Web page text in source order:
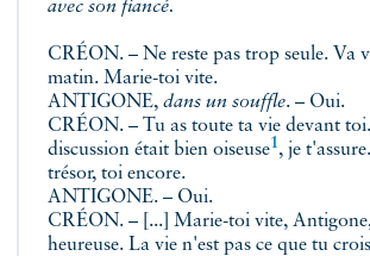
avec son fiancé.
CRÉON. – Ne reste pas trop seule. Va
matin. Marie-toi vite.
ANTIGONE, dans un souffle. – Oui.
CRÉON. – Tu as toute ta vie devant
discussion était bien oiseuse1, je
trésor, toi encore.
ANTIGONE. – Oui.
CRÉON. – [...] Marie-toi vite,
heureuse. La vie n'est pas ce que tu